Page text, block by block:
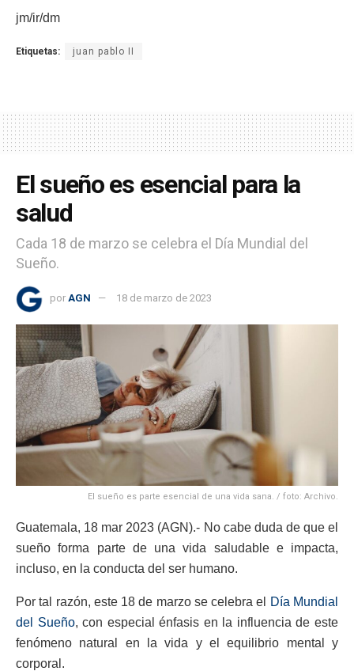
jm/ir/dm
Etiquetas: juan pablo II
El sueño es esencial para la
salud
Cada 18 de marzo se celebra el Día Mundial del
Sueño.
por AGN 18 de marzo de 2023
El sueño es parte esencial de una vida sana. / foto: Archivo.
Guatemala, 18 mar 2023 (AGN).- No cabe duda de que el
sueño forma parte de una vida saludable e impacta,
incluso, en la conducta del ser humano.
Por tal razón, este 18 de marzo se celebra el
Día Mundial
del Sueño, con especial énfasis en la influencia de este
fenómeno natural en la vida y el equilibrio mental y
corporal.